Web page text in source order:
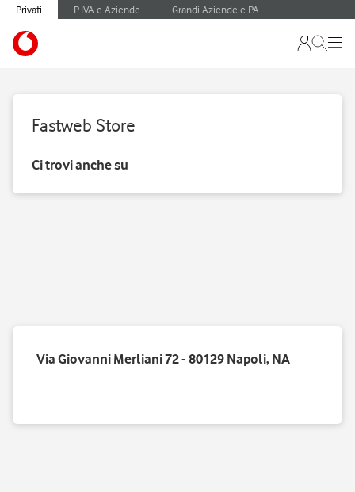
Privati P.IVA e Aziende Grandi Aziende e PA
Fastweb Store
Ci trovi anche su
Via Giovanni Merliani 72 - 80129 Napoli, NA